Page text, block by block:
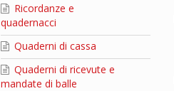
Ricordanze e
quadernacci
Quaderni di cassa
Quaderni di ricevute e
mandate di balle